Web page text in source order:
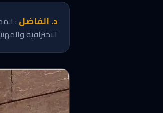
د. الفاضل:
الاحترافية